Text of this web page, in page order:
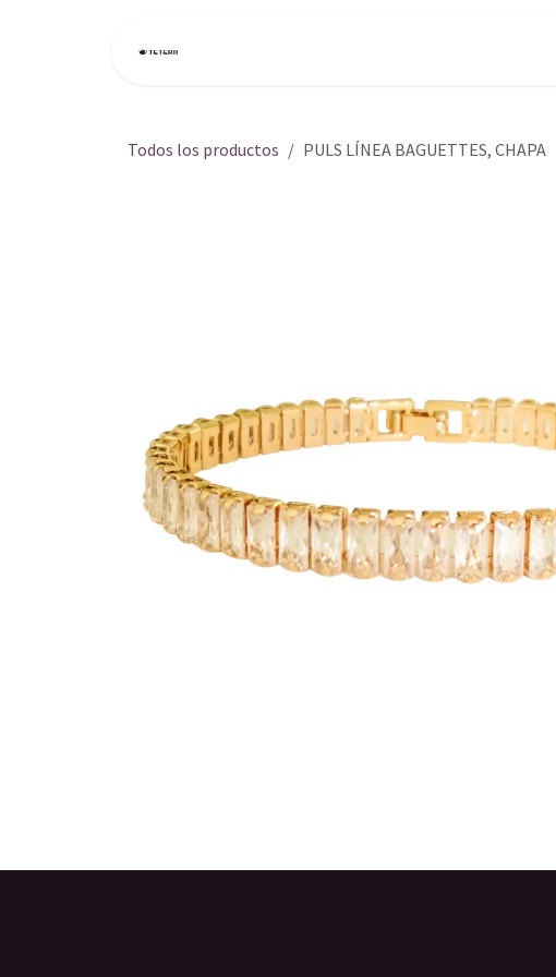
Todos los productos PULS LÍNEA BAGUETTES, CHAPA